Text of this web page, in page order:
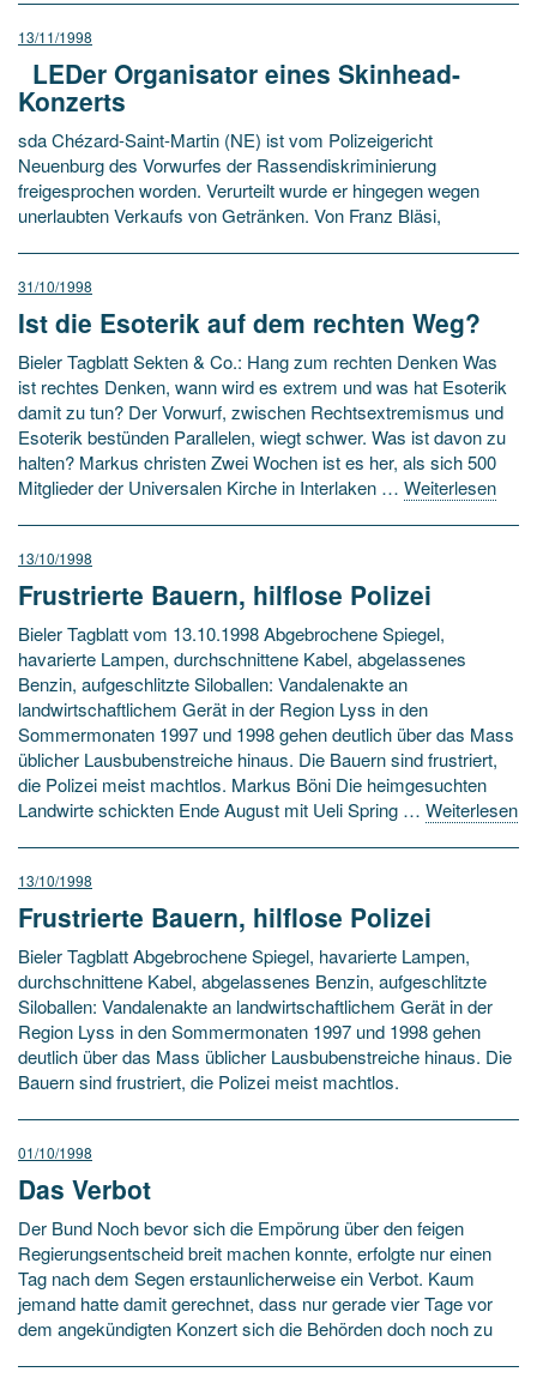
13/11/1998
LEDer Organisator eines Skinhead-
Konzerts
sda Chézard-Saint-Martin (NE) ist vom Polizeigericht
Neuenburg des Vorwurfes der Rassendiskriminierung
freigesprochen worden. Verurteilt wurde er hingegen wegen
unerlaubten Verkaufs von Getränken. Von Franz Bläsi,
31/10/1998
Ist die Esoterik auf dem rechten Weg?
Bieler Tagblatt Sekten & Co.: Hang zum rechten Denken Was
ist rechtes Denken, wann wird es extrem und was hat Esoterik
damit zu tun? Der Vorwurf, zwischen Rechtsextremismus und
Esoterik bestünden Parallelen, wiegt schwer. Was ist davon zu
halten? Markus christen Zwei Wochen ist es her, als sich 500
Mitglieder der Universalen Kirche in Interlaken … Weiterlesen
13/10/1998
Frustrierte Bauern, hilflose Polizei
Bieler Tagblatt vom 13.10.1998 Abgebrochene Spiegel,
havarierte Lampen, durchschnittene Kabel, abgelassenes
Benzin, aufgeschlitzte Siloballen: Vandalenakte an
landwirtschaftlichem Gerät in der Region Lyss in den
Sommermonaten 1997 und 1998 gehen deutlich über das Mass
üblicher Lausbubenstreiche hinaus. Die Bauern sind frustriert,
die Polizei meist machtlos. Markus Böni Die heimgesuchten
Landwirte schickten Ende August mit Ueli Spring … Weiterlesen
13/10/1998
Frustrierte Bauern, hilflose Polizei
Bieler Tagblatt Abgebrochene Spiegel, havarierte Lampen,
durchschnittene Kabel, abgelassenes Benzin, aufgeschlitzte
Siloballen: Vandalenakte an landwirtschaftlichem Gerät in der
Region Lyss in den Sommermonaten 1997 und 1998 gehen
deutlich über das Mass üblicher Lausbubenstreiche hinaus. Die
Bauern sind frustriert, die Polizei meist machtlos.
01/10/1998
Das Verbot
Der Bund Noch bevor sich die Empörung über den feigen
Regierungsentscheid breit machen konnte, erfolgte nur einen
Tag nach dem Segen erstaunlicherweise ein Verbot. Kaum
jemand hatte damit gerechnet, dass nur gerade vier Tage vor
dem angekündigten Konzert sich die Behörden doch noch zu